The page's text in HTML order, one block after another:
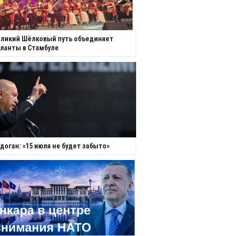
Шёлковый путь объединяет
в Стамбуле
«15 июля не будет забыто»